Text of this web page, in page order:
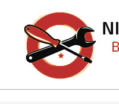
content